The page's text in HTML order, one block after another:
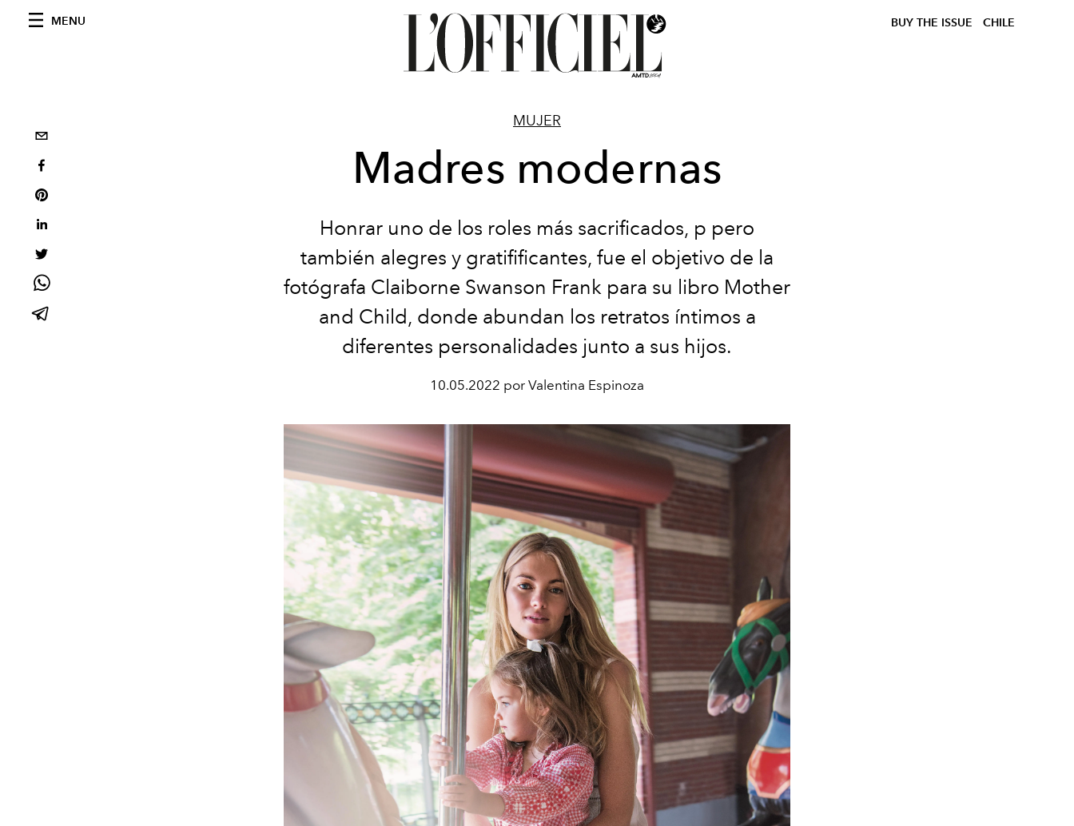
MENU BUY THE ISSUE CHILE
MUJER
Madres modernas
Honrar uno de los roles más sacrificados, p pero
también alegres y gratifificantes, fue el objetivo de la
fotógrafa Claiborne Swanson Frank para su libro Mother
and Child, donde abundan los retratos íntimos a
diferentes personalidades junto a sus hijos.
10.05.2022 por Valentina Espinoza